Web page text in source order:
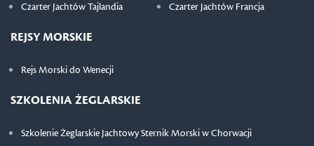
Czarter Jachtów Tajlandia
Czarter Jachtów Francja
REJSY MORSKIE
Rejs Morski do Wenecji
SZKOLENIA ŻEGLARSKIE
Szkolenie Żeglarskie Jachtowy Sternik Morski w Chorwacji